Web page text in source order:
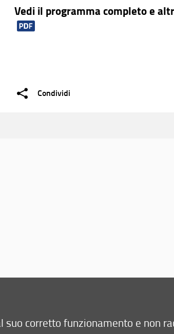
Vedi il programma completo e
Condividi
suo corretto funzionamento e non